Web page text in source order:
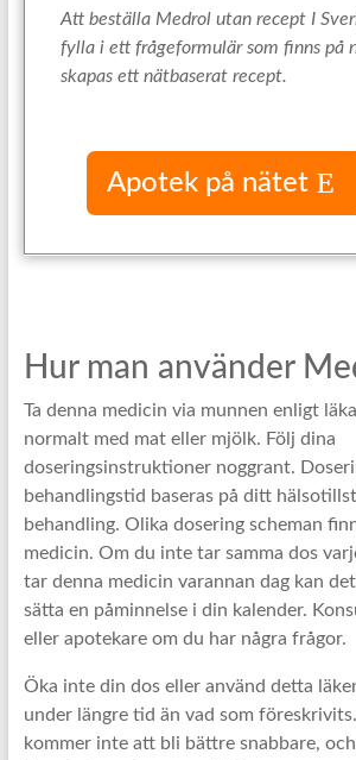
Att beställa Medrol utan recept I
fylla i ett frågeformulär som finns på
skapas ett nätbaserat recept.
Apotek på nätet
Hur man använder
Ta denna medicin via munnen enligt
normalt med mat eller mjölk. Följ dina
doseringsinstruktioner noggrant.
behandlingstid baseras på ditt
behandling. Olika dosering scheman
medicin. Om du inte tar samma dos
tar denna medicin varannan dag kan
sätta en påminnelse i din kalender.
eller apotekare om du har några frågor.
Öka inte din dos eller använd detta
under längre tid än vad som
kommer inte att bli bättre snabbare,